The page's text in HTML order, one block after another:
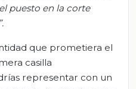
puesto en la corte
que prometiera el
casilla
representar con un